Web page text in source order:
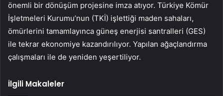
önemli bir dönüşüm projesine imza atıyor. Türkiye Kömür
İşletmeleri Kurumu’nun (TKİ) işlettiği maden sahaları,
ömürlerini tamamlayınca güneş enerjisi santralleri (GES)
ile tekrar ekonomiye kazandırılıyor. Yapılan ağaçlandırma
çalışmaları ile de yeniden yeşertiliyor.
İlgili Makaleler